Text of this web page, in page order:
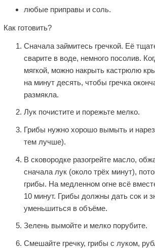
любые приправы и соль.
Как готовить?
Сначала займитесь гречкой. Её
сварите в воде, немного посолив.
мягкой, можно накрыть кастрюлю
на минут десять, чтобы гречка
размякла.
Лук почистите и порежьте мелко.
Грибы нужно хорошо вымыть и
тем лучше).
В сковородке разогрейте масло,
сначала лук (около трёх минут),
грибы. На медленном огне всё
10 минут. Грибы должны дать сок и
уменьшиться в объёме.
Зелень вымойте и мелко порубите.
Смешайте гречку, грибы с луком,